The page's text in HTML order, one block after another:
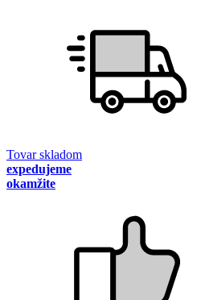
Tovar skladom
expedujeme
okamžite